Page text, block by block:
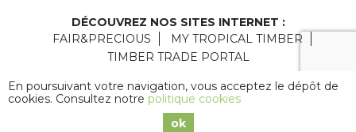
DÉCOUVREZ NOS SITES INTERNET :
FAIR&PRECIOUS
MY TROPICAL TIMBER
TIMBER TRADE PORTAL
En poursuivant votre navigation, vous acceptez le dépôt de
cookies. Consultez notre politique cookies
ok